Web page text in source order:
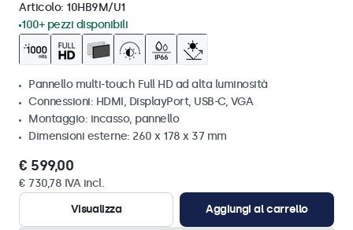
Articolo: 10HB9M/U1
100+ pezzi disponibili
Pannello multi-touch Full HD ad alta luminosità
Connessioni: HDMI, DisplayPort, USB-C, VGA
Montaggio: incasso, pannello
Dimensioni esterne: 260 x 178 x 37 mm
€ 599,00
€ 730,78 IVA incl.
Visualizza
Aggiungi al carrello